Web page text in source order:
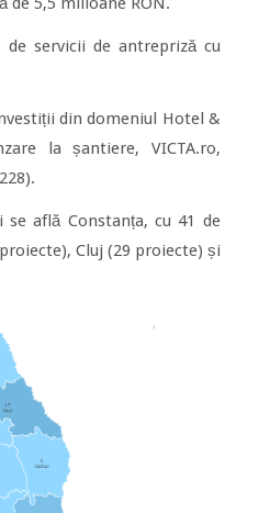
servicii de antrepriză cu
din domeniul Hotel &
la șantiere, VICTA.ro,
află Constanța, cu 41 de
Cluj (29 proiecte) și